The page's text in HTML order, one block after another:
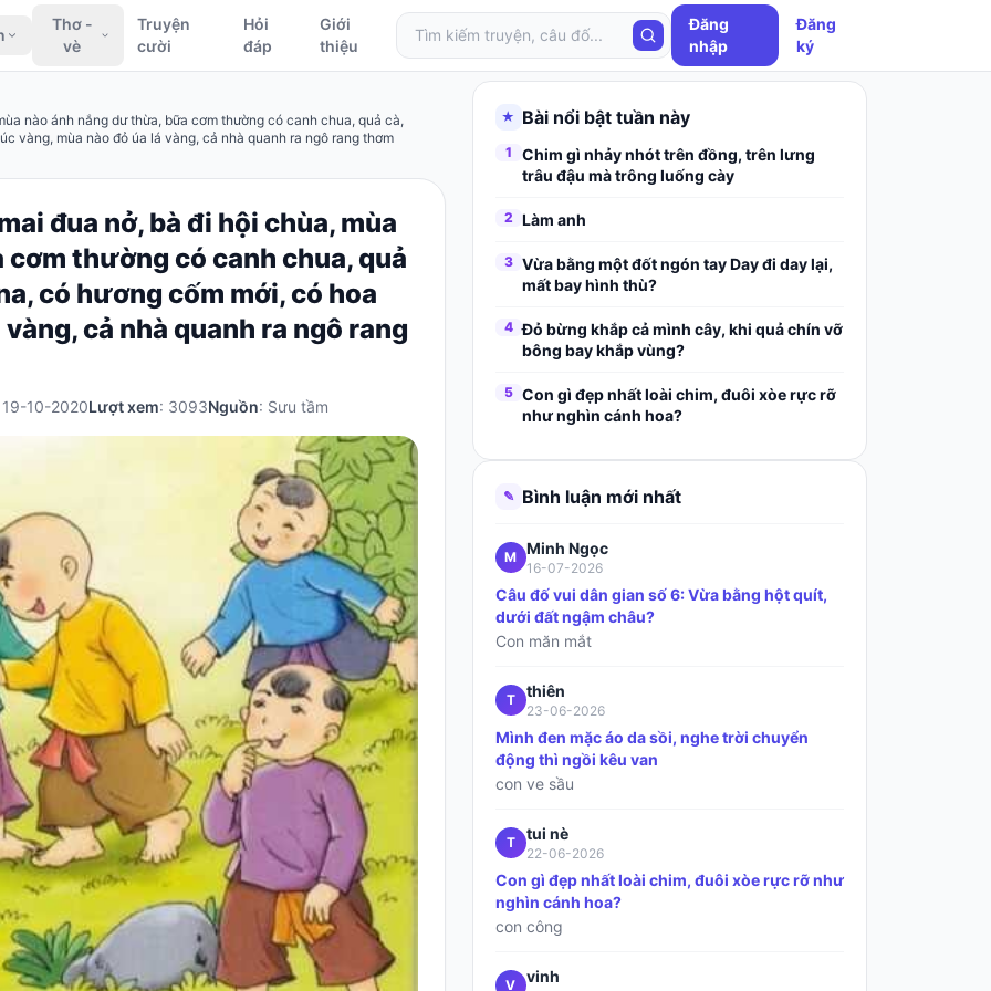
Thơ -
vè
Truyện
cười
Hỏi
đáp
Giới
thiệu
Đăng
nhập
Đăng
ký
nào ánh nắng dư thừa, bữa cơm thường có canh chua, quả cà,
vàng, mùa nào đỏ úa lá vàng, cả nhà quanh ra ngô rang thơm
đua nở, bà đi hội chùa, mùa
thường có canh chua, quả
có hương cốm mới, có hoa
cả nhà quanh ra ngô rang
19-10-2020Lượt xem: 3093Nguồn: Sưu tầm
★ Bài nổi bật tuần này
1
Chim gì nhảy nhót trên đồng, trên lưng
trâu đậu mà trông luống cày
2 Làm anh
3 Vừa bằng một đốt ngón tay Day đi day lại,
mất bay hình thù?
4 Đỏ bừng khắp cả mình cây, khi quả chín vỡ
bông bay khắp vùng?
5 Con gì đẹp nhất loài chim, đuôi xòe rực rỡ
như nghìn cánh hoa?
✎ Bình luận mới nhất
M Minh Ngọc
16-07-2026
Câu đố vui dân gian số 6: Vừa bằng hột quít,
dưới đất ngậm châu?
Con măn mắt
T thiên
23-06-2026
Mình đen mặc áo da sồi, nghe trời chuyển
động thì ngồi kêu van
con ve sầu
T tui nè
22-06-2026
Con gì đẹp nhất loài chim, đuôi xòe rực rỡ như
nghìn cánh hoa?
con công
V vinh